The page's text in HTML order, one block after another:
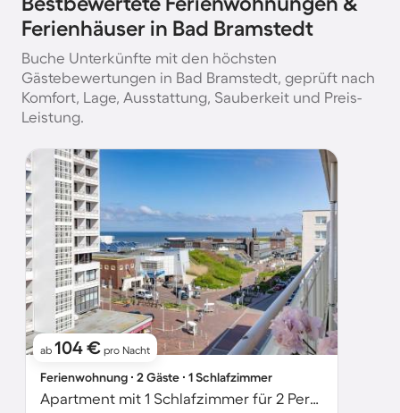
Ferienhäuser in Bad Bramstedt
Buche Unterkünfte mit den höchsten
Gästebewertungen in Bad Bramstedt, geprüft nach
Komfort, Lage, Ausstattung, Sauberkeit und Preis-
Leistung.
ab 104 € pro Nacht
Ferienwohnung ∙ 2 Gäste ∙ 1 Schlafzimmer
Apartment mit 1 Schlafzimmer für 2 Personen